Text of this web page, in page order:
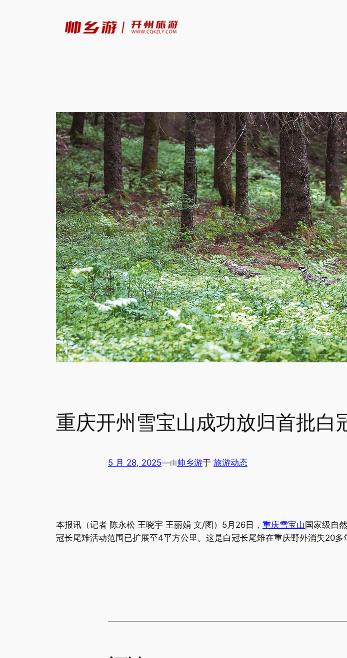
重庆开州雪宝山成功放归首批白
5 月 28, 2025—由帅乡游于 旅游动态
本报讯（记者 陈永松 王晓宇 王丽娟 文/图）5月26日， 重庆雪宝山国家级自
冠长尾雉活动范围已扩展至4平方公里。这是白冠长尾雉在重庆野外消失20